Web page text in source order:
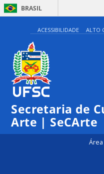
BRASIL
ACESSIBILIDADE ALTO
Secretaria de
Arte | SeCArte
0:00
1:00